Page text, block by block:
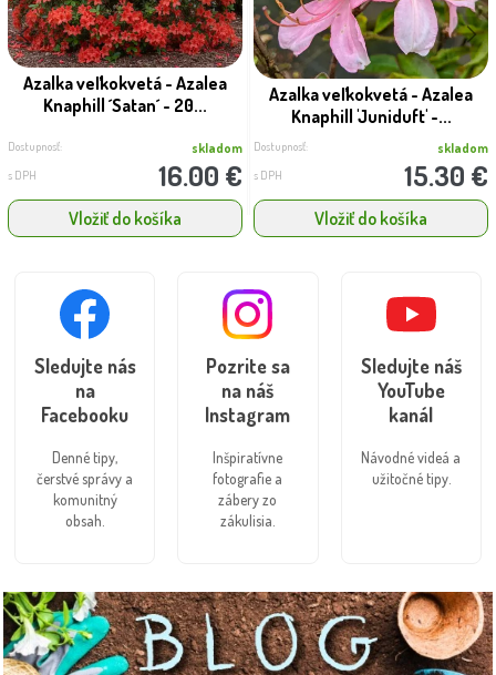
Azalka veľkokvetá - Azalea
Knaphill ´Satan´ - 20...
Dostupnosť: skladom
s DPH 16.00 €
Vložiť do košíka
Azalka veľkokvetá - Azalea
Knaphill 'Juniduft' -...
Dostupnosť: skladom
s DPH 15.30 €
Vložiť do košíka
Sledujte nás
na
Facebooku
Denné tipy,
čerstvé správy a
komunitný
obsah.
Pozrite sa
na náš
Instagram
Inšpiratívne
fotografie a
zábery zo
zákulisia.
Sledujte náš
YouTube
kanál
Návodné videá a
užitočné tipy.